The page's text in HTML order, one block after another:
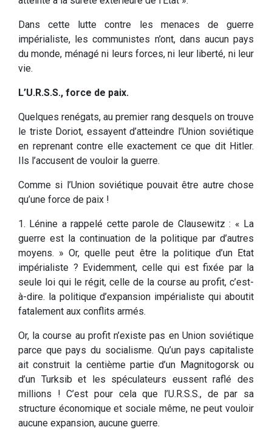
Dans cette lutte contre les menaces de guerre
impérialiste, les communistes n’ont, dans aucun pays
du monde, ménagé ni leurs forces, ni leur liberté, ni leur
vie.
L’U.R.S.S., force de paix.
Quelques renégats, au premier rang desquels on trouve
le triste Doriot, essayent d’atteindre l’Union soviétique
en reprenant contre elle exactement ce que dit Hitler.
Ils l’accusent de vouloir la guerre.
Comme si l’Union soviétique pouvait être autre chose
qu’une force de paix !
1. Lénine a rappelé cette parole de Clausewitz : « La
guerre est la continuation de la politique par d’autres
moyens. » Or, quelle peut être la politique d’un Etat
impérialiste ? Evidemment, celle qui est fixée par la
seule loi qui le régit, celle de la course au profit, c’est-
à-dire. la politique d’expansion impérialiste qui aboutit
fatalement aux conflits armés.
Or, la course au profit n’existe pas en Union soviétique
parce que pays du socialisme. Qu’un pays capitaliste
ait construit la centième partie d’un Magnitogorsk ou
d’un Turksib et les spéculateurs eussent raflé des
millions ! C’est pour cela que l’U.R.S.S., de par sa
structure économique et sociale même, ne peut vouloir
aucune expansion, aucune guerre.